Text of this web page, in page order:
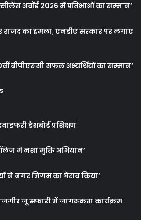
अवॉर्ड 2026 में प्रतिभाओं का सम्मान’
राजद का हमला, एनडीए सरकार पर लगाए
बीपीएससी सफल अभ्यर्थियों का सम्मान’
डैशबोर्ड प्रशिक्षण
में नशा मुक्ति अभियान’
ने नगर निगम का घेराव किया’
जू सफारी में जागरूकता कार्यक्रम